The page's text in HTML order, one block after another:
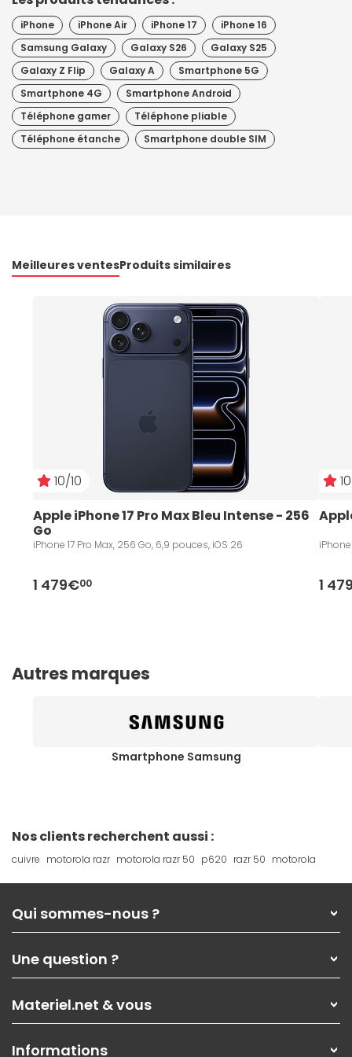
iPhone iPhone Air iPhone 17
iPhone 16
Samsung Galaxy
Galaxy S26
Galaxy S25
Galaxy Z Flip
Galaxy A
Smartphone 5G
Smartphone 4G
Smartphone Android
Téléphone gamer
Téléphone pliable
Téléphone étanche
Smartphone double SIM
Meilleures ventesProduits similaires
10/10
Apple iPhone 17 Pro Max Bleu Intense - 256
Go
iPhone 17 Pro Max, 256 Go, 6,9 pouces, iOS 26
1 479€00 1
Autres marques
Smartphone Samsung
Nos clients recherchent aussi :
cuivre motorola razr motorola razr 50 p620 razr 50 motorola
Qui sommes-nous ?
Nos services
Les magasins Materiel.net
Nos solutions pour les pros
Contactez-nous
Une question ?
Paiement, livraison
Garanties,Pack Zen
SAV, demander un retour
Materiel.net & vous
Informations